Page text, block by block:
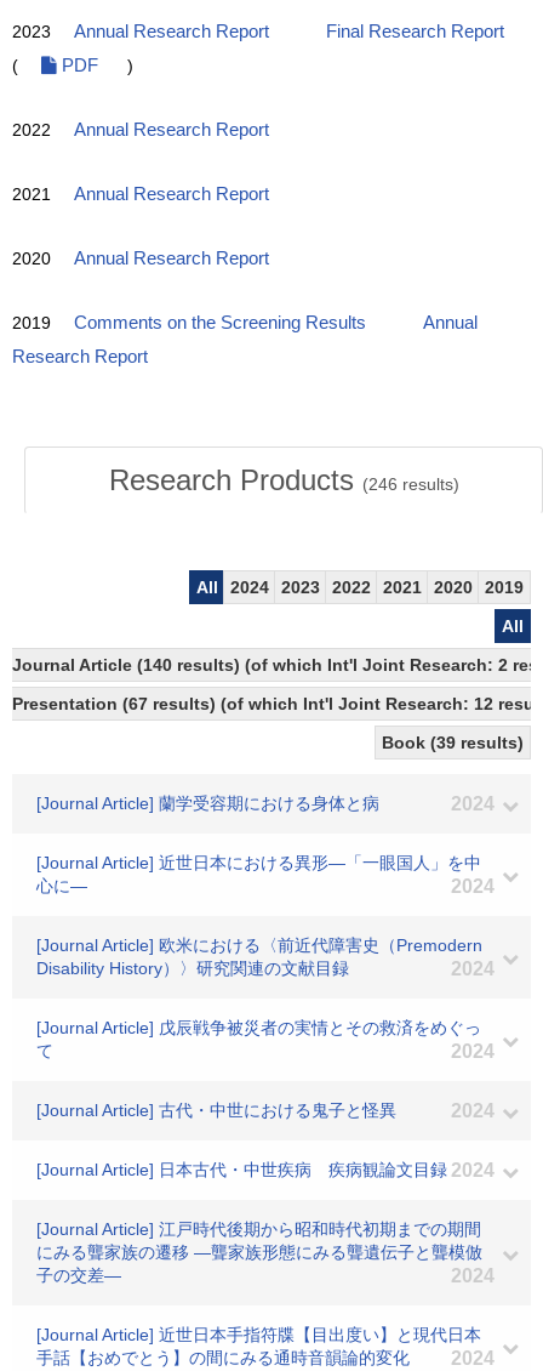
2023 Annual Research Report
Final Research Report
(
PDF )
2022 Annual Research Report
2021 Annual Research Report
2020 Annual Research Report
2019 Comments on the Screening Results
Annual
Research Report
Research Products (246 results)
All 2024 2023 2022 2021 2020
2019
All
Journal Article (140 results) (of which Int'l Joint Research: 2
Presentation (67 results) (of which Int'l Joint Research: 12
Book (39 results)
[Journal Article] 蘭学受容期における身体と病 2024
[Journal Article] 近世日本における異形―「一眼国人」を中
心に―
2024
[Journal Article] 欧米における〈前近代障害史（Premodern
Disability History）〉研究関連の文献目録
2024
[Journal Article] 戊辰戦争被災者の実情とその救済をめぐっ
て
2024
[Journal Article] 古代・中世における鬼子と怪異 2024
[Journal Article] 日本古代・中世疾病 疾病観論文目録 2024
[Journal Article] 江戸時代後期から昭和時代初期までの期間
にみる聾家族の遷移 ―聾家族形態にみる聾遺伝子と聾模倣
子の交差―
2024
[Journal Article] 近世日本手指符牒【目出度い】と現代日本
手話【おめでとう】の間にみる通時音韻論的変化
2024